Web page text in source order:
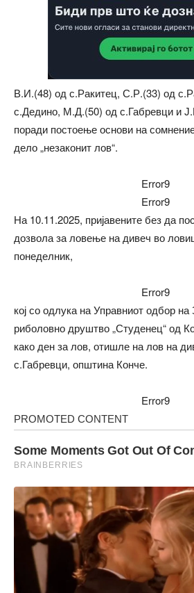
В.И.(48) од с.Ракитец, С.Р.(33) од
с.Дедино, М.Д.(50) од с.Габревци и
поради постоење основи на
дело „незаконит лов“.
Error9
Error9
На 10.11.2025, пријавените без да
дозвола за ловење на дивеч во
понеделник,
Error9
кој со одлука на Управниот одбор
риболовно друштво „Студенец“ од
како ден за лов, отишле на лов на
с.Габревци, општина Конче.
Error9